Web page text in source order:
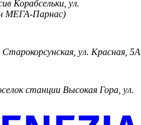
Корабсельки, ул.
н МЕГА-Парнас)
ул. Красная, 5А
станции Высокая Гора, ул.